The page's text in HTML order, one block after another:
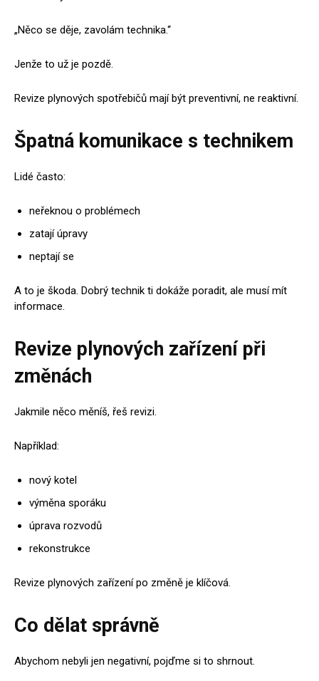
„Něco se děje, zavolám technika.“
Jenže to už je pozdě.
Revize plynových spotřebičů mají být preventivní, ne reaktivní.
Špatná komunikace s technikem
Lidé často:
neřeknou o problémech
zatají úpravy
neptají se
A to je škoda. Dobrý technik ti dokáže poradit, ale musí mít
informace.
Revize plynových zařízení při
změnách
Jakmile něco měníš, řeš revizi.
Například:
nový kotel
výměna sporáku
úprava rozvodů
rekonstrukce
Revize plynových zařízení po změně je klíčová.
Co dělat správně
Abychom nebyli jen negativní, pojďme si to shrnout.